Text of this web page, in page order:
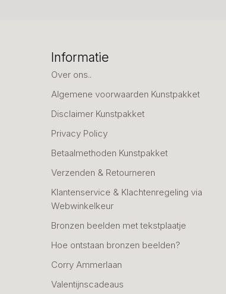
Informatie
Over ons..
Algemene voorwaarden Kunstpakket
Disclaimer Kunstpakket
Privacy Policy
Betaalmethoden Kunstpakket
Verzenden & Retourneren
Klantenservice & Klachtenregeling via
Webwinkelkeur
Bronzen beelden met tekstplaatje
Hoe ontstaan bronzen beelden?
Corry Ammerlaan
Valentijnscadeaus